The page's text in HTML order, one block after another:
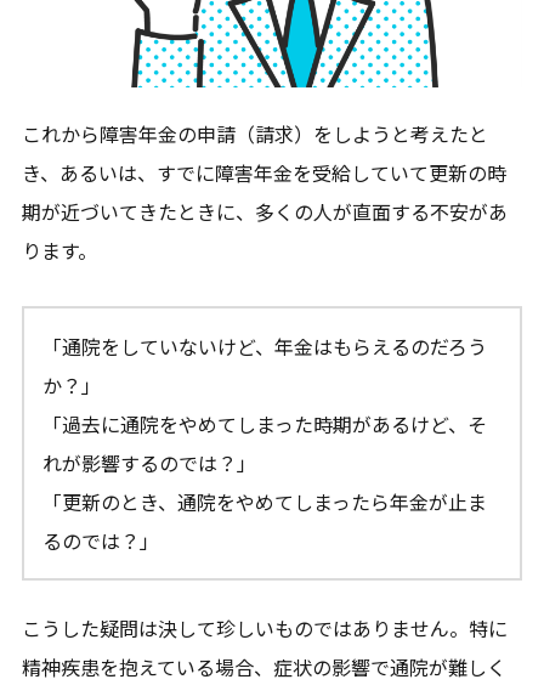
これから障害年金の申請（請求）をしようと考えたと
き、あるいは、すでに障害年金を受給していて更新の時
期が近づいてきたときに、多くの人が直面する不安があ
ります。
「通院をしていないけど、年金はもらえるのだろう
か？」
「過去に通院をやめてしまった時期があるけど、そ
れが影響するのでは？」
「更新のとき、通院をやめてしまったら年金が止ま
るのでは？」
こうした疑問は決して珍しいものではありません。特に
精神疾患を抱えている場合、症状の影響で通院が難しく